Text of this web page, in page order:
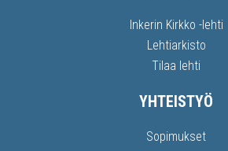
Inkerin Kirkko -lehti
Lehtiarkisto
Tilaa lehti
YHTEISTYÖ
Sopimukset